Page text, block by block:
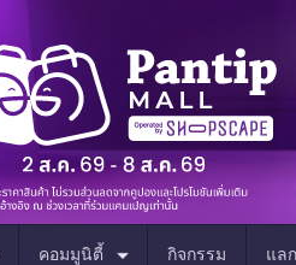
คอมมูนิตี้ กิจกรรม แล